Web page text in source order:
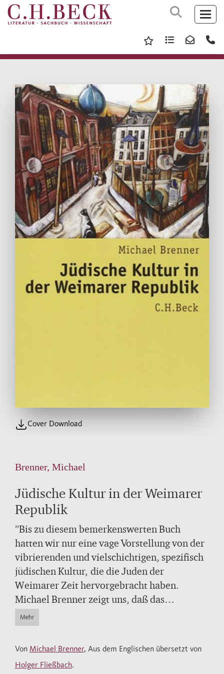
Cover Download
Brenner, Michael
Jüdische Kultur in der Weimarer
Republik
”Bis zu diesem bemerkenswerten Buch
hatten wir nur eine vage Vorstellung von der
vibrierenden und vielschichtigen, spezifisch
jüdischen Kultur, die die Juden der
Weimarer Zeit hervorgebracht haben.
Michael Brenner zeigt uns, daß das
Weimarer Judentum sich weit stärker mit
seinem jüdischen Erbe auseinandersetzte, als
recherchiertes, überzeugend
argumentierendes und angenehm lesbar
Mehr
Von Michael Brenner, Aus dem Englischen übersetzt von
Holger Fließbach.